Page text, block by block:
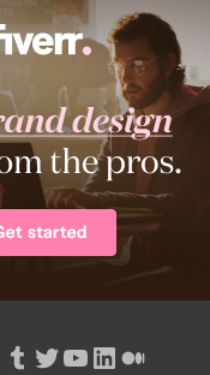
Tumblr
Twitter
YouTube
LinkedIn
Medium